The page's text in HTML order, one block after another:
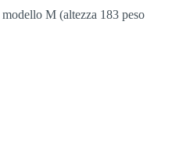
M (altezza 183 peso